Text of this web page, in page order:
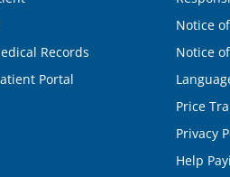
Records
Portal
Notice
Notice
Price
Privacy
Help